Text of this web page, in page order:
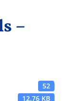
–
52
12.76 KB